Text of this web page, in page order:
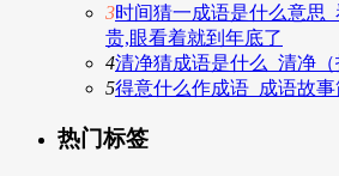
3时间猜一成语是什么意思
贵,眼看着就到年底了
4清净猜成语是什么_清净（
5得意什么作成语_成语故
热门标签